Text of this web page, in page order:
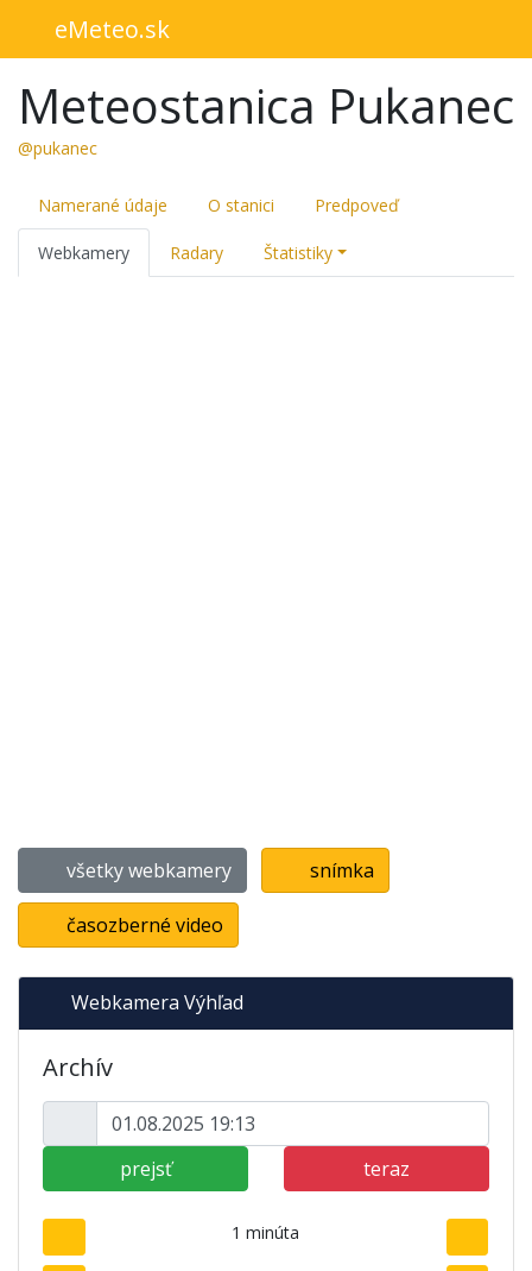
eMeteo.sk
Meteostanica Pukanec
@pukanec
Namerané údaje O stanici Predpoveď
Webkamery Radary Štatistiky
všetky webkamery snímka
časozberné video
Webkamera Výhľad
Archív
prejsť teraz
1 minúta